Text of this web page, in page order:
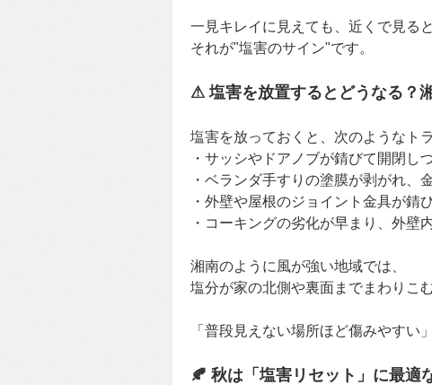
一見キレイに見えても、近くで見る
それが"塩害のサイン"です。
⚠ 塩害を放置するとどうなる？
塩害を放っておくと、次のようなト
・サッシやドアノブが錆びて開閉し
・ベランダ手すりの塗膜が剥がれ、
・外壁や屋根のジョイント金具が錆
・コーキングの劣化が早まり、外壁
湘南のように風が強い地域では、
塩分が家の北側や裏面までまわりこ
「普段見えない場所ほど傷みやすい
🍂 秋は「塩害リセット」に最適